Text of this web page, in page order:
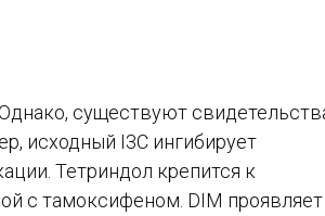
существуют
исходный I3C ингибирует
Тетриндол крепится к
с тамоксифеном. DIM проявляет